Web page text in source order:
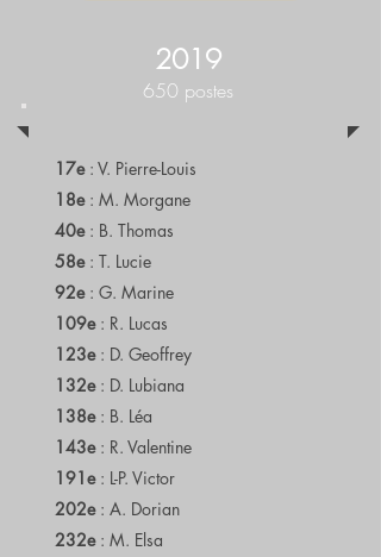
17e: V. Pierre-Louis
18e: M. Morgane
40e: B. Thomas
58e: T. Lucie
92e: G. Marine
109e: R. Lucas
123e: D. Geoffrey
132e: D. Lubiana
138e: B. Léa
143e: R. Valentine
191e: L-P. Victor
202e: A. Dorian
232e: M. Elsa
2019
650 postes